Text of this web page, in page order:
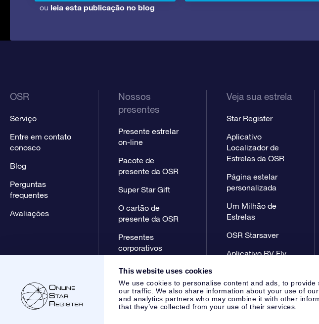
This website uses cookies
We use cookies to personalise content and ads, to
our traffic. We also share information about your use of
and analytics partners who may combine it with other
that they’ve collected from your use of their services.
ou leia esta publicação no blog
OSR
Serviço
Entre em contato
conosco
Blog
Perguntas
frequentes
Avaliações
Nossos
presentes
Presente estrelar
on-line
Pacote de
presente da OSR
Super Star Gift
O cartão de
presente da OSR
Presentes
corporativos
Veja sua estrela
Star Register
Aplicativo
Localizador de
Estrelas da OSR
Página estelar
personalizada
Um Milhão de
Estrelas
OSR Starsaver
Aplicativo RV Fly